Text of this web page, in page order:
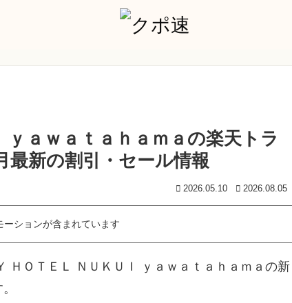
ｙａｗａｔａｈａｍａの楽天トラ
最新の割引・セール情報
2026.05.10 2026.08.05
ションが含まれています
ＨＯＴＥＬ ＮＵＫＵＩ ｙａｗａｔａｈａｍａの新